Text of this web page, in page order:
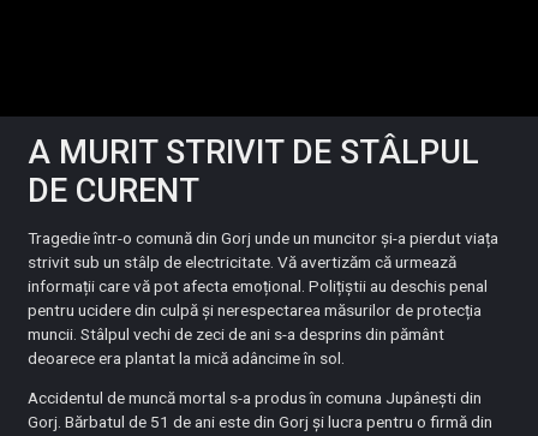
A MURIT STRIVIT DE STÂLPUL
DE CURENT
Tragedie într-o comună din Gorj unde un muncitor și-a pierdut viața
strivit sub un stâlp de electricitate. Vă avertizăm că urmează
informații care vă pot afecta emoțional. Polițiștii au deschis penal
pentru ucidere din culpă și nerespectarea măsurilor de protecția
muncii. Stâlpul vechi de zeci de ani s-a desprins din pământ
deoarece era plantat la mică adâncime în sol.
Accidentul de muncă mortal s-a produs în comuna Jupânești din
Gorj. Bărbatul de 51 de ani este din Gorj și lucra pentru o firmă din